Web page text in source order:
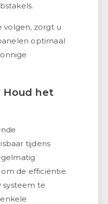
volgen, zorgt u
optimaal
Houd het
tijdens
de efficiëntie
systeem te